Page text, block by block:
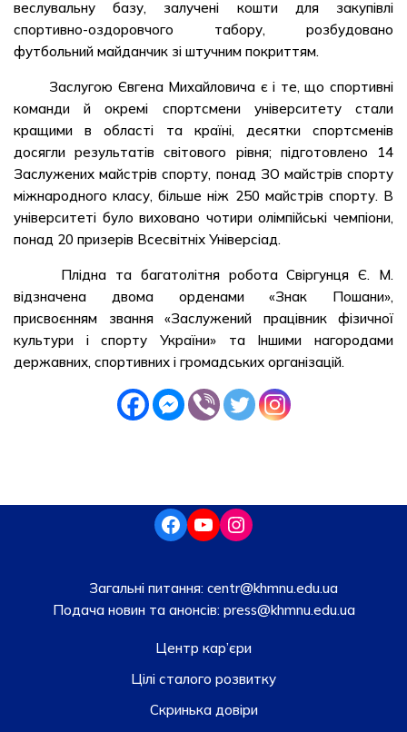
веслувальну базу, залучені кошти для закупівлі
спортивно-оздоровчого табору, розбудовано
футбольний майданчик зі штучним покриттям.
Заслугою Євгена Михайловича є і те, що спортивні
команди й окремі спортсмени університету стали
кращими в області та країні, десятки спортсменів
досягли результатів світового рівня; підготовлено 14
Заслужених майстрів спорту, понад ЗО майстрів спорту
міжнародного класу, більше ніж 250 майстрів спорту. В
університеті було виховано чотири олімпійські чемпіони,
понад 20 призерів Всесвітніх Універсіад.
Плідна та багатолітня робота Свіргунця Є. М.
відзначена двома орденами «Знак Пошани»,
присвоєнням звання «Заслужений працівник фізичної
культури і спорту України» та Іншими нагородами
державних, спортивних і громадських організацій.
Загальні питання: centr@khmnu.edu.ua
Подача новин та анонсів:press@khmnu.edu.ua
Центр кар’єри
Цілі сталого розвитку
Скринька довiри